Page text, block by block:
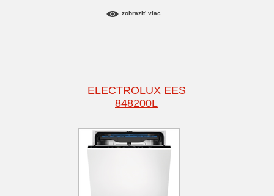
zobraziť viac
ELECTROLUX EES
848200L